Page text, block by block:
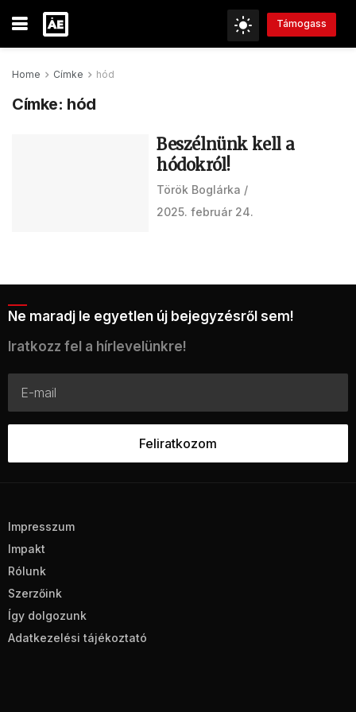
Támogass
Home Címke hód
Címke: hód
Beszélnünk kell a
hódokról!
Török Boglárka
2025. február 24.
Ne maradj le egyetlen új bejegyzésről sem!
Iratkozz fel a hírlevelünkre!
Impresszum
Impakt
Rólunk
Szerzőink
Így dolgozunk
Adatkezelési tájékoztató